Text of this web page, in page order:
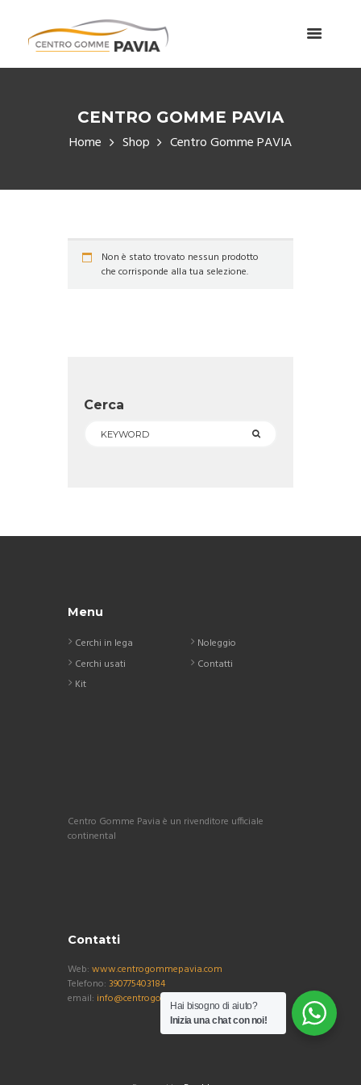
CENTRO GOMME PAVIA
Home Shop Centro Gomme PAVIA
Non è stato trovato nessun prodotto
che corrisponde alla tua selezione.
Cerca
Menu
Cerchi in lega
Cerchi usati
Kit
Noleggio
Contatti
Centro Gomme Pavia è un rivenditore ufficiale
continental
Contatti
Web: www.centrogommepavia.com
Telefono: 390775403184
email: info@centrogommepavia.com
Hai bisogno di aiuto?
Inizia una chat con noi!